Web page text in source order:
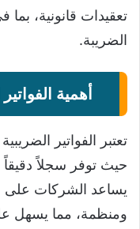
تعقيدات قانونية،
الضريبة.
أهمية
تعتبر الفواتير
حيث توفر سجلاً دقيقاً
يساعد الشركات
ومنظمة، مما يسهل